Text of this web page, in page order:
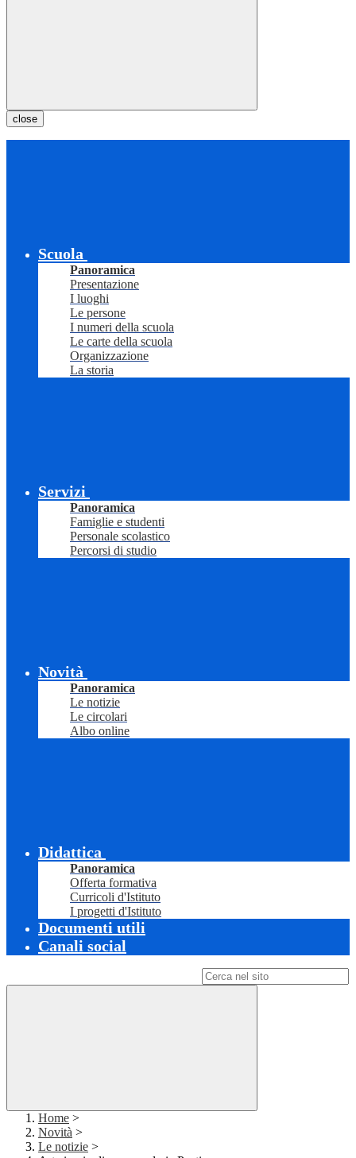
close
Scuola
Panoramica
Presentazione
I luoghi
Le persone
I numeri della scuola
Le carte della scuola
Organizzazione
La storia
Servizi
Panoramica
Famiglie e studenti
Personale scolastico
Percorsi di studio
Novità
Panoramica
Le notizie
Le circolari
Albo online
Didattica
Panoramica
Offerta formativa
Curricoli d'Istituto
I progetti d'Istituto
Documenti utili
Canali social
Home >
Novità >
Le notizie >